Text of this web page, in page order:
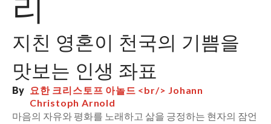
지친 영혼이 천국의 기쁨을
맛보는 인생 좌표
By 요한 크리스토프 아놀드 <br/> Johann
Christoph Arnold
마음의 자유와 평화를 노래하고 삶을 긍정하는 현자의 잠언